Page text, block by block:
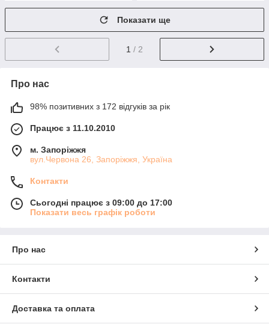
Показати ще
1 / 2
Про нас
98% позитивних з 172 відгуків за рік
Працює з 11.10.2010
м. Запоріжжя
вул.Червона 26, Запоріжжя, Україна
Контакти
Сьогодні працює з 09:00 до 17:00
Показати весь графік роботи
Про нас
Контакти
Доставка та оплата